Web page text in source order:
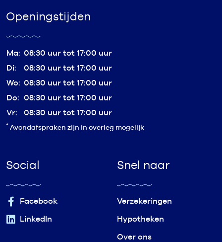
Openingstijden
Ma: 08:30 uur tot 17:00 uur
Di:
08:30 uur tot 17:00 uur
Wo: 08:30 uur tot 17:00 uur
Do: 08:30 uur tot 17:00 uur
Vr:
08:30 uur tot 17:00 uur
* Avondafspraken zijn in overleg mogelijk
Social
Facebook
LinkedIn
Snel naar
Verzekeringen
Hypotheken
Over ons